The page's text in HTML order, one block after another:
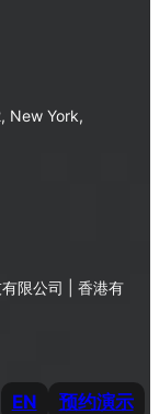
EN 预约演示
New York,
限公司 | 香港有